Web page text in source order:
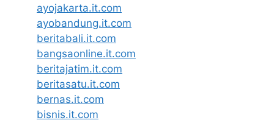
ayojakarta.it.com
ayobandung.it.com
beritabali.it.com
bangsaonline.it.com
beritajatim.it.com
beritasatu.it.com
bernas.it.com
bisnis.it.com